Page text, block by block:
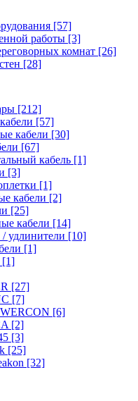
[57]
работы [3]
комнат [26]
[28]
[212]
[57]
кабели [30]
[67]
кабель [1]
[3]
[1]
кабели [2]
[25]
кабели [14]
удлинители [10]
[1]
[1]
[27]
[7]
[6]
[2]
[3]
[25]
[32]